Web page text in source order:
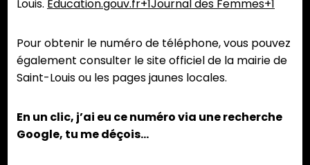
Louis. Éducation.gouv.fr+1Journal des Femmes+1
Pour obtenir le numéro de téléphone, vous pouvez
également consulter le site officiel de la mairie de
Saint-Louis ou les pages jaunes locales.
En un clic, j’ai eu ce numéro via une recherche
Google, tu me déçois…